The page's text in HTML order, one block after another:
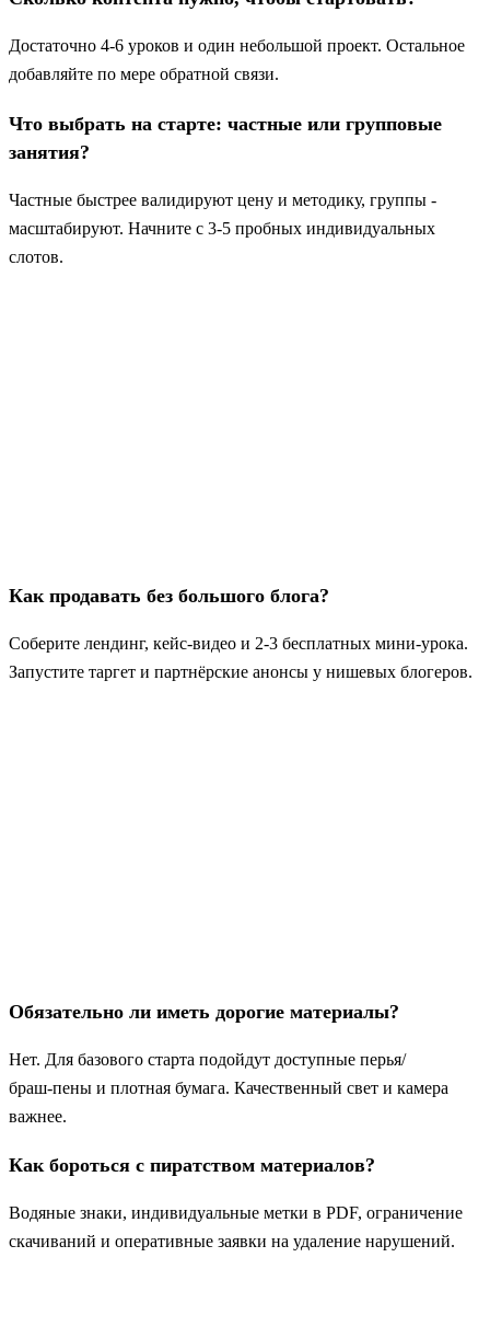
Достаточно 4-6 уроков и один небольшой проект. Остальное
добавляйте по мере обратной связи.
Что выбрать на старте: частные или групповые
занятия?
Частные быстрее валидируют цену и методику, группы -
масштабируют. Начните с 3-5 пробных индивидуальных
слотов.
Как продавать без большого блога?
Соберите лендинг, кейс‑видео и 2-3 бесплатных мини‑урока.
Запустите таргет и партнёрские анонсы у нишевых блогеров.
Обязательно ли иметь дорогие материалы?
Нет. Для базового старта подойдут доступные перья/
браш‑пены и плотная бумага. Качественный свет и камера
важнее.
Как бороться с пиратством материалов?
Водяные знаки, индивидуальные метки в PDF, ограничение
скачиваний и оперативные заявки на удаление нарушений.